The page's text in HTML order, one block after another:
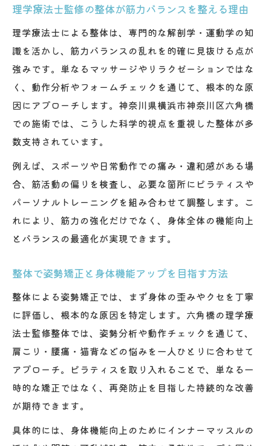
理学療法士監修の整体が筋力バランスを整える理由
理学療法士による整体は、専門的な解剖学・運動学の知
識を活かし、筋力バランスの乱れを的確に見抜ける点が
強みです。単なるマッサージやリラクゼーションではな
く、動作分析やフォームチェックを通じて、根本的な原
因にアプローチします。神奈川県横浜市神奈川区六角橋
での施術では、こうした科学的視点を重視した整体が多
数支持されています。
例えば、スポーツや日常動作での痛み・違和感がある場
合、筋活動の偏りを検査し、必要な箇所にピラティスや
パーソナルトレーニングを組み合わせて調整します。こ
れにより、筋力の強化だけでなく、身体全体の機能向上
とバランスの最適化が実現できます。
整体で姿勢矯正と身体機能アップを目指す方法
整体による姿勢矯正では、まず身体の歪みやクセを丁寧
に評価し、根本的な原因を特定します。六角橋の理学療
法士監修整体では、姿勢分析や動作チェックを通じて、
肩こり・腰痛・猫背などの悩みを一人ひとりに合わせて
アプローチ。ピラティスを取り入れることで、単なる一
時的な矯正ではなく、再発防止を目指した持続的な改善
が期待できます。
具体的には、身体機能向上のためにインナーマッスルの